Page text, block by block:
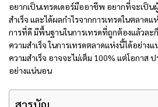
อยากเป็นเทรดเดอร์มืออาชีพ อยากที่จะเป็น
สำเร็จ และได้ผลกำไรจากการเทรดในตลาด
การที่ดี มีพื้นฐานในการเทรดที่ถูกต้องแล้วล
ความสำเร็จ ในการเทรดตลาดแห่งนี้ได้อย่า
ความสำเร็จ อาจจะไม่เต็ม 100% แต่โอกาส
อย่างแน่นอน
สารบัญ